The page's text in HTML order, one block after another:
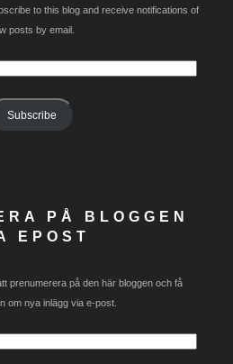
to this blog and receive notifications of
posts by email.
Subscribe
PÅ BLOGGEN
EPOST
prenumerera på den här bloggen och få
om nya inlägg via e-post.